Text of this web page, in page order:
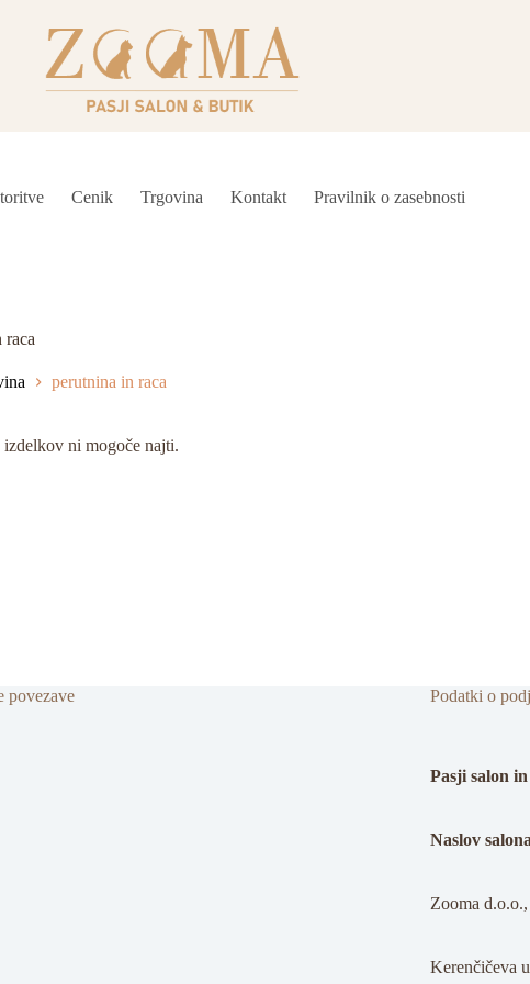
Cenik Trgovina Kontakt Pravilnik o zasebnosti
raca
perutnina in raca
ni mogoče najti.
povezave Podatki o
Pasji salon
Naslov
Zooma
Kerenčičeva